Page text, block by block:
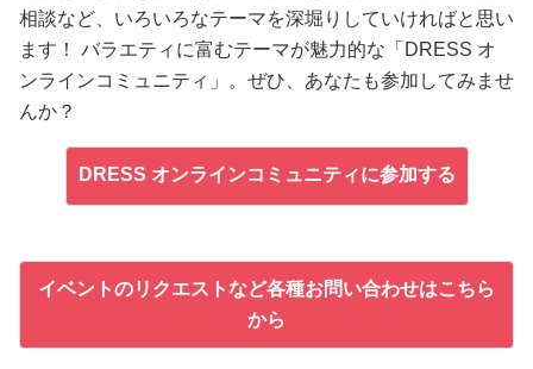
相談など、いろいろなテーマを深堀りしていければと思い
ます！ バラエティに富むテーマが魅力的な「DRESS オ
ンラインコミュニティ」。ぜひ、あなたも参加してみませ
んか？
DRESS オンラインコミュニティに参加する
イベントのリクエストなど各種お問い合わせはこちら
から